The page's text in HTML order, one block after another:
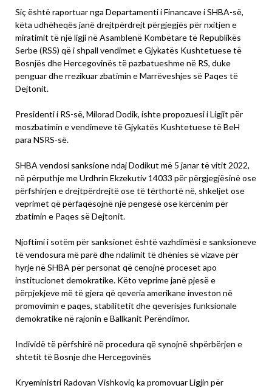
Siç është raportuar nga Departamenti i Financave i SHBA-së,
këta udhëheqës janë drejtpërdrejt përgjegjës për nxitjen e
miratimit të një ligji në Asamblenë Kombëtare të Republikës
Serbe (RSS) që i shpall vendimet e Gjykatës Kushtetuese të
Bosnjës dhe Hercegovinës të pazbatueshme në RS, duke
penguar dhe rrezikuar zbatimin e Marrëveshjes së Paqes të
Dejtonit.
Presidenti i RS-së, Milorad Dodik, ishte propozuesi i Ligjit për
moszbatimin e vendimeve të Gjykatës Kushtetuese të BeH
para NSRS-së.
SHBA vendosi sanksione ndaj Dodikut më 5 janar të vitit 2022,
në përputhje me Urdhrin Ekzekutiv 14033 për përgjegjësinë ose
përfshirjen e drejtpërdrejtë ose të tërthortë në, shkeljet ose
veprimet që përfaqësojnë një pengesë ose kërcënim për
zbatimin e Paqes së Dejtonit.
Njoftimi i sotëm për sanksionet është vazhdimësi e sanksioneve
të vendosura më parë dhe ndalimit të dhënies së vizave për
hyrje në SHBA për personat që cenojnë proceset apo
institucionet demokratike. Këto veprime janë pjesë e
përpjekjeve më të gjera që qeveria amerikane investon në
promovimin e paqes, stabilitetit dhe qeverisjes funksionale
demokratike në rajonin e Ballkanit Perëndimor.
Individë të përfshirë në procedura që synojnë shpërbërjen e
shtetit të Bosnje dhe Hercegovinës
Kryeministri Radovan Vishkoviq ka promovuar Ligjin për